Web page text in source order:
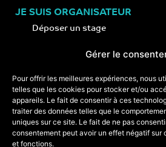
Gérer le
Pour offrir les meilleures expériences, nous
telles que les cookies pour stocker et/ou
appareils. Le fait de consentir à ces
traiter des données telles que le
uniques sur ce site. Le fait de ne pas
consentement peut avoir un effet négatif sur
et fonctions.
JE SUIS ORGANISATEUR
Déposer un stage
Notre concept
CONTACT
+33 (0)6 74 89 64 59
monstagededanse@gmail.com